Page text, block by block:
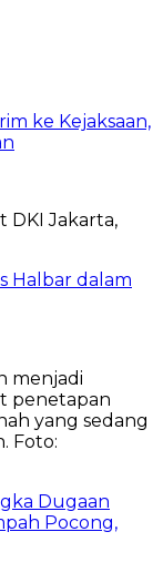
ke Kejaksaan,
Halbar dalam
Dugaan
Pocong,